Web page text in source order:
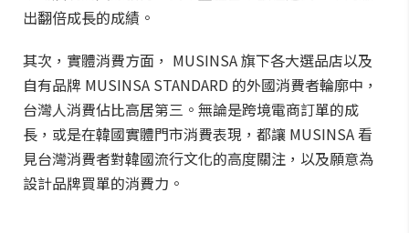
出翻倍成長的成績。
其次，實體消費方面， MUSINSA 旗下各大選品店以及
自有品牌 MUSINSA STANDARD 的外國消費者輪廓中，
台灣人消費佔比高居第三。無論是跨境電商訂單的成
長，或是在韓國實體門市消費表現，都讓 MUSINSA 看
見台灣消費者對韓國流行文化的高度關注，以及願意為
設計品牌買單的消費力。